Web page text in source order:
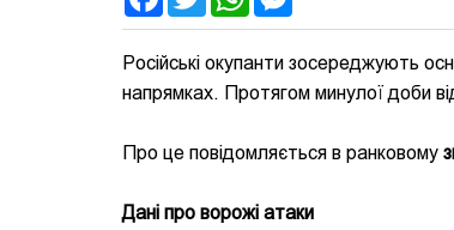
Російські окупанти зосереджують
напрямках. Протягом минулої доби
Про це повідомляється в ранковому
Дані про ворожі атаки